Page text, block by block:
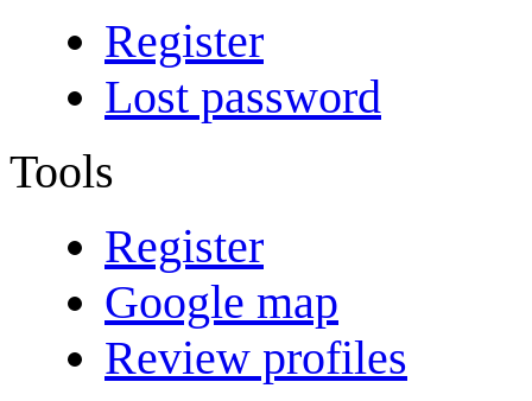
Register
Lost password
Tools
Register
Google map
Review profiles